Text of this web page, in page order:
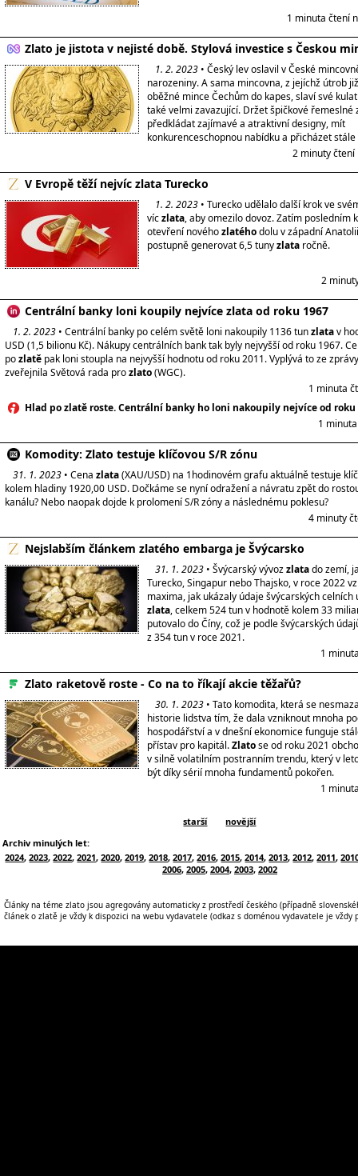
1 minuta čtení
Zlato je jistota v nejisté době. Stylová investice s Českou
1. 2. 2023 • Český lev oslavil v České
narozeniny. A sama mincovna, z jejíchž útrob
oběžné mince Čechům do kapes, slaví své
také velmi zavazující. Držet špičkové řemeslné
předkládat zajímavé a atraktivní designy, mít
konkurenceschopnou nabídku a přicházet
2 minuty
V Evropě těží nejvíc zlata Turecko
1. 2. 2023 • Turecko udělalo další krok ve
víczlata, aby omezilo dovoz. Zatím posledním
otevření novéhozlatéhodolu v západní
postupně generovat 6,5 tunyzlata ročně.
2
Centrální banky loni koupily nejvíce zlata od roku 1967
1. 2. 2023 • Centrální banky po celém světě loni nakoupily 1136 tunzlatav
USD (1,5 bilionu Kč). Nákupy centrálních bank tak byly nejvyšší od roku 1967.
pozlatě pak loni stoupla na nejvyšší hodnotu od roku 2011. Vyplývá to ze
zveřejnila Světová rada prozlato(WGC).
1 minuta
Hlad po zlatě roste. Centrální banky ho loni nakoupily nejvíce od roku
1
Komodity: Zlato testuje klíčovou S/R zónu
31. 1. 2023 • Cena zlata(XAU/USD) na 1hodinovém grafu aktuálně testuje
kolem hladiny 1920,00 USD. Dočkáme se nyní odražení a návratu zpět do
kanálu? Nebo naopak dojde k prolomení S/R zóny a následnému poklesu?
4 minuty
Nejslabším článkem zlatého embarga je Švýcarsko
31. 1. 2023 • Švýcarský vývozzlatado zemí,
Turecko, Singapur nebo Thajsko, v roce 2022
maxima, jak ukázaly údaje švýcarských celních
zlata, celkem 524 tun v hodnotě kolem 33
putovalo do Číny, což je podle švýcarských
z 354 tun v roce 2021.
1
Zlato raketově roste - Co na to říkají akcie těžařů?
30. 1. 2023 • Tato komodita, která se
historie lidstva tím, že dala vzniknout mnoha
hospodářství a v dnešní ekonomice funguje
přístav pro kapitál.Zlatose od roku 2021
v silně volatilním postranním trendu, který v
být díky sérií mnoha fundamentů pokořen.
1
starší
novější
Archiv minulých let:
2024,2023,2022,2021,2020,2019,2018,2017,2016,2015,2014,2013,2012,2011,
2006, 2005, 2004, 2003, 2002
Články na téme zlato jsou agregovány automaticky z prostředí českého (případně
článek o zlatě je vždy k dispozici na webu vydavatele (odkaz s doménou vydavatele je vždy